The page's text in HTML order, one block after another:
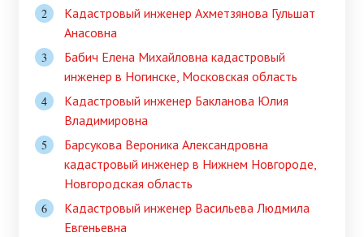
Кадастровый инженер Ахметзянова Гульшат
Анасовна
Бабич Елена Михайловна кадастровый
инженер в Ногинске, Московская область
Кадастровый инженер Бакланова Юлия
Владимировна
Барсукова Вероника Александровна
кадастровый инженер в Нижнем Новгороде,
Новгородская область
Кадастровый инженер Васильева Людмила
Евгеньевна